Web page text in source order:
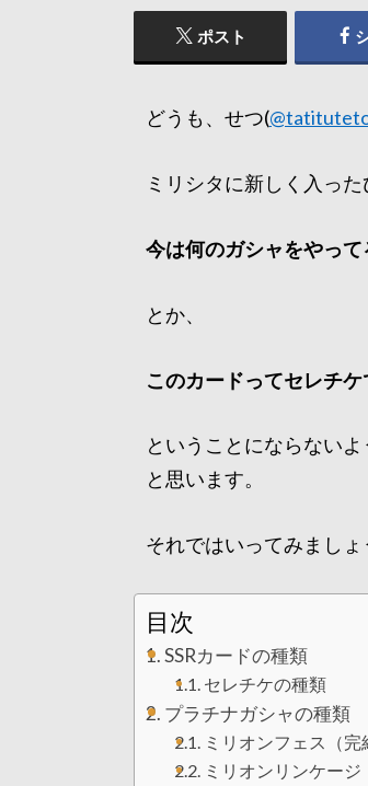
ポスト
どうも、せつ(
ミリシタに新しく入っ
今は何のガシャをやって
とか、
このカードってセレチ
ということにならない
と思います。
それではいってみましょ
目次
SSRカードの種類
セレチケの種類
プラチナガシャの種類
ミリオンフェス（完
ミリオンリンケージ